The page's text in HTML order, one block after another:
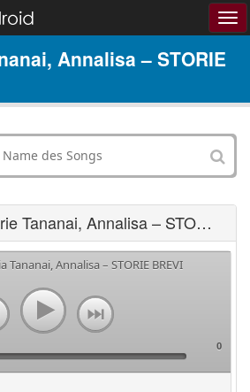
Annalisa – STORIE
Annalisa – STORIE BREVI
Tananai, Annalisa – STORIE BREVI
0